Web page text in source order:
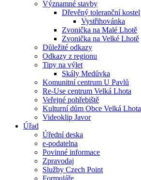
Významné stavby
Dřevěný toleranční kostel
Vystřihovánka
Zvonička na Malé Lhotě
Zvonička na Velké Lhotě
Důležité odkazy
Odkazy z regionu
Tipy na výlet
Skály Medůvka
Komunitní centrum U Pavlů
Re-Use centrum Velká Lhota
Veřejné pohřebiště
Kulturní dům Obce Velká Lhota
Videoklip Javor
Úřad
Úřední deska
e-podatelna
Povinné informace
Zpravodaj
Služby Czech Point
Formuláře